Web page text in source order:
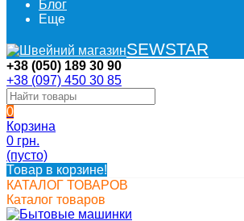
Блог
Еще
SEWSTAR
+38 (050) 189 30 90
+38 (097) 450 30 85
0
Корзина
0 грн.
(пусто)
Товар в корзине!
КАТАЛОГ ТОВАРОВ
Каталог товаров